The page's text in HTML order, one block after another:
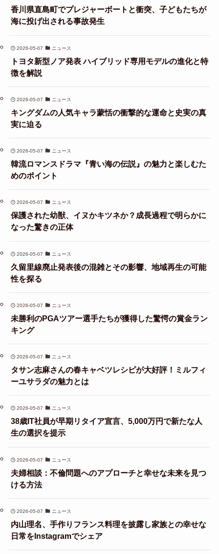
香川県直島町でプレジャーボートと衝突、子どもたちが
海に投げ出される事故発生
2026-05-07 ニュース
トヨタ新型ノア発表 ハイブリッド専用モデルの進化と特
徴を解説
2026-05-07 ニュース
キングダムの人気キャラ蒙恬の衝撃的な運命と史実の真
実に迫る
2026-05-07 ニュース
韓流ロマンスドラマ『青い海の伝説』の魅力と楽しむた
めのポイント
2026-05-07 ニュース
保護された幼獣、イヌかキツネか？成長過程で明らかに
なった驚きの正体
2026-05-07 ニュース
久留里線廃止発表後の混雑とその影響、地域再生の可能
性を探る
2026-05-07 ニュース
未勝利のPGAツアー選手たちが獲得した驚愕の賞金ラン
キング
2026-05-07 ニュース
タサン志麻さんの春キャベツレシピが大好評！ミルフィ
ーユサラダの魅力とは
2026-05-07 ニュース
38歳IT社員が早期リタイア宣言、5,000万円で新たな人
生の選択を提示
2026-05-07 ニュース
夫婦相談：不倫問題へのアプローチと幸せな未来を見つ
ける方法
2026-05-07 ニュース
内山理名、手作りフランス料理を披露し家族との幸せな
日常をInstagramでシェア